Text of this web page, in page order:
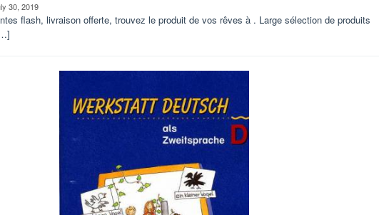
30, 2019
flash, livraison offerte, trouvez le produit de vos rêves à . Large sélection de produits